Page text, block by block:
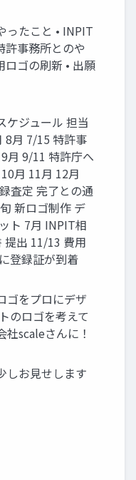
ったこと • INPIT
許事務所とのや
ロゴの刷新 • 出願
ケジュール 担当
8月 7/15 特許事
月 9/11 特許庁へ
月 11月 12月
査定 完了との通
新ロゴ制作 デ
ト 7月 INPIT相
提出 11/13 費用
登録証が到着
ゴをプロにデザ
のロゴを考えて
社scaleさんに！
しお見せします